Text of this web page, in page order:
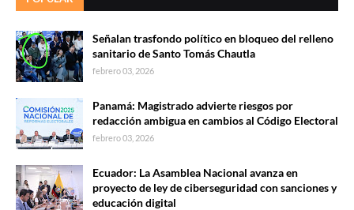
Señalan trasfondo político en bloqueo del relleno
sanitario de Santo Tomás Chautla
febrero 03, 2026
Panamá: Magistrado advierte riesgos por
redacción ambigua en cambios al Código Electoral
febrero 03, 2026
Ecuador: La Asamblea Nacional avanza en
proyecto de ley de ciberseguridad con sanciones y
educación digital